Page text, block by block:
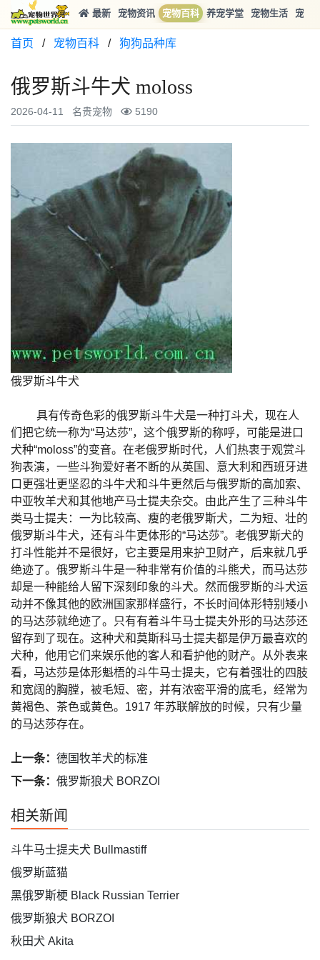
最新 宠物资讯 宠物百科 养宠学堂 宠物生活 宠物
首页 / 宠物百科 / 狗狗品种库
俄罗斯斗牛犬 moloss
2026-04-11 名贵宠物 5190
俄罗斯斗牛犬
具有传奇色彩的俄罗斯斗牛犬是一种打斗犬，现在人
们把它统一称为“马达莎”，这个俄罗斯的称呼，可能是进口
犬种“moloss”的变音。在老俄罗斯时代，人们热衷于观赏斗
狗表演，一些斗狗爱好者不断的从英国、意大利和西班牙进
口更强壮更坚忍的斗牛犬和斗牛更然后与俄罗斯的高加索、
中亚牧羊犬和其他地产马士提夫杂交。由此产生了三种斗牛
类马士提夫：一为比较高、瘦的老俄罗斯犬，二为短、壮的
俄罗斯斗牛犬，还有斗牛更体形的“马达莎”。老俄罗斯犬的
打斗性能并不是很好，它主要是用来护卫财产，后来就几乎
绝迹了。俄罗斯斗牛是一种非常有价值的斗熊犬，而马达莎
却是一种能给人留下深刻印象的斗犬。然而俄罗斯的斗犬运
动并不像其他的欧洲国家那样盛行，不长时间体形特别矮小
的马达莎就绝迹了。只有有着斗牛马士提夫外形的马达莎还
留存到了现在。这种犬和莫斯科马士提夫都是伊万最喜欢的
犬种，他用它们来娱乐他的客人和看护他的财产。从外表来
看，马达莎是体形魁梧的斗牛马士提夫，它有着强壮的四肢
和宽阔的胸膛，被毛短、密，并有浓密平滑的底毛，经常为
黄褐色、茶色或黄色。1917 年苏联解放的时候，只有少量
的马达莎存在。
上一条： 德国牧羊犬的标准
下一条： 俄罗斯狼犬 BORZOI
相关新闻
斗牛马士提夫犬 Bullmastiff
俄罗斯蓝猫
黑俄罗斯梗 Black Russian Terrier
俄罗斯狼犬 BORZOI
秋田犬 Akita